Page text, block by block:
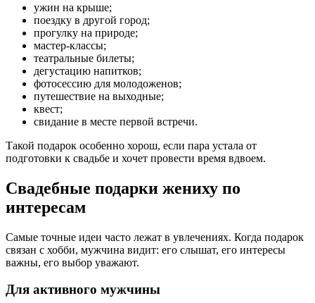
ужин на крыше;
поездку в другой город;
прогулку на природе;
мастер-классы;
театральные билеты;
дегустацию напитков;
фотосессию для молодоженов;
путешествие на выходные;
квест;
свидание в месте первой встречи.
Такой подарок особенно хорош, если пара устала от
подготовки к свадьбе и хочет провести время вдвоем.
Свадебные подарки жениху по
интересам
Самые точные идеи часто лежат в увлечениях. Когда подарок
связан с хобби, мужчина видит: его слышат, его интересы
важны, его выбор уважают.
Для активного мужчины